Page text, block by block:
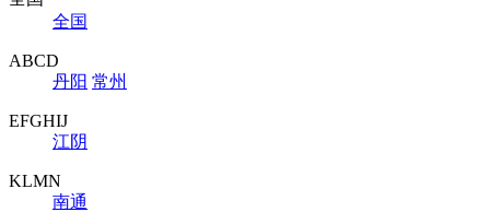
全国
ABCD
丹阳 常州
EFGHIJ
江阴
KLMN
南通